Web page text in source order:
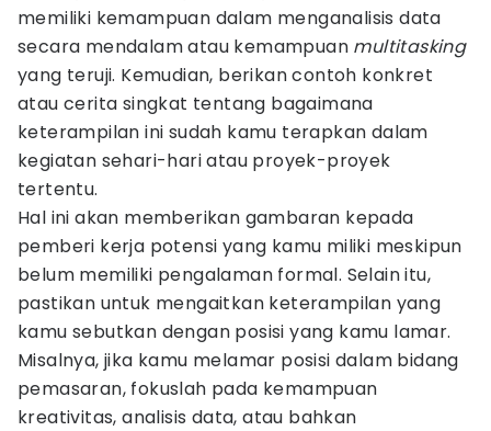
memiliki kemampuan dalam menganalisis data
secara mendalam atau kemampuan multitasking
yang teruji. Kemudian, berikan contoh konkret
atau cerita singkat tentang bagaimana
keterampilan ini sudah kamu terapkan dalam
kegiatan sehari-hari atau proyek-proyek
tertentu.
Hal ini akan memberikan gambaran kepada
pemberi kerja potensi yang kamu miliki meskipun
belum memiliki pengalaman formal. Selain itu,
pastikan untuk mengaitkan keterampilan yang
kamu sebutkan dengan posisi yang kamu lamar.
Misalnya, jika kamu melamar posisi dalam bidang
pemasaran, fokuslah pada kemampuan
kreativitas, analisis data, atau bahkan